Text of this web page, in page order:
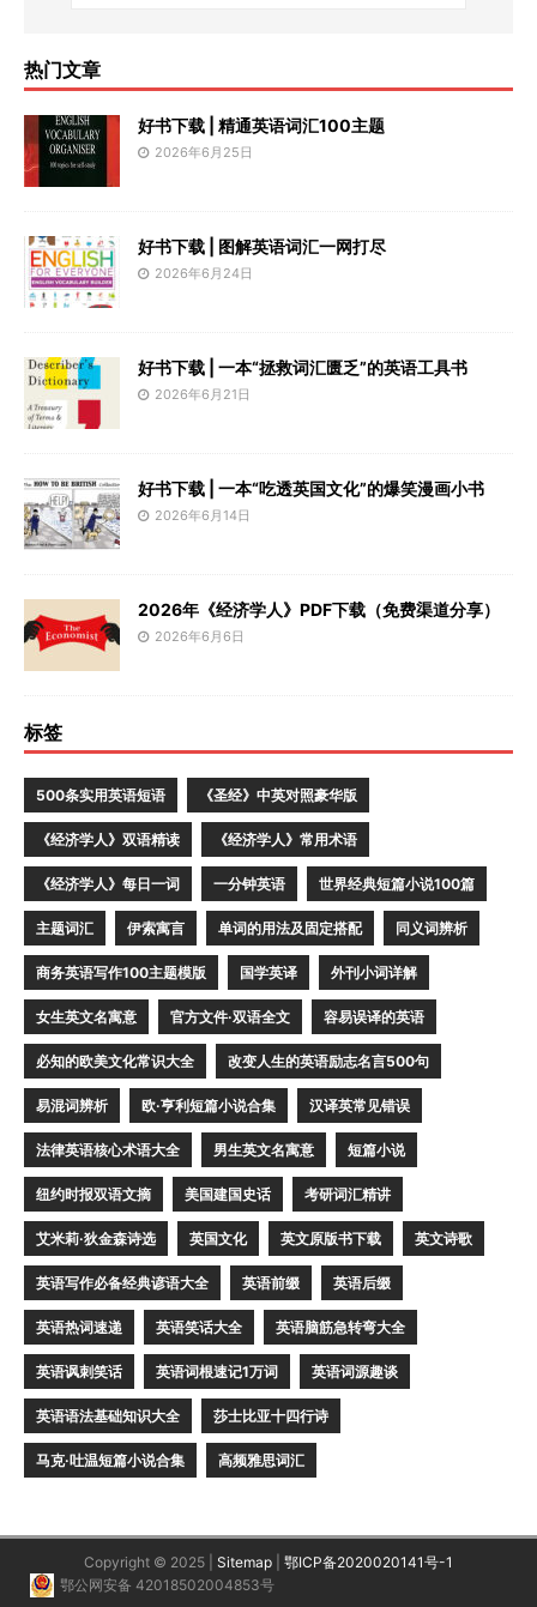
热门文章
好书下载 | 精通英语词汇100主题
2026年6月25日
好书下载 | 图解英语词汇一网打尽
2026年6月24日
好书下载 | 一本“拯救词汇匮乏”的英语工具书
2026年6月21日
好书下载 | 一本“吃透英国文化”的爆笑漫画小书
2026年6月14日
2026年《经济学人》PDF下载（免费渠道分享）
2026年6月6日
标签
500条实用英语短语 《圣经》中英对照豪华版
《经济学人》双语精读 《经济学人》常用术语
《经济学人》每日一词 一分钟英语 世界经典短篇小说100篇
主题词汇 伊索寓言 单词的用法及固定搭配 同义词辨析
商务英语写作100主题模版 国学英译 外刊小词详解
女生英文名寓意 官方文件·双语全文 容易误译的英语
必知的欧美文化常识大全 改变人生的英语励志名言500句
易混词辨析 欧·亨利短篇小说合集 汉译英常见错误
法律英语核心术语大全 男生英文名寓意 短篇小说
纽约时报双语文摘 美国建国史话 考研词汇精讲
艾米莉·狄金森诗选 英国文化 英文原版书下载 英文诗歌
英语写作必备经典谚语大全 英语前缀 英语后缀
英语热词速递 英语笑话大全 英语脑筋急转弯大全
英语讽刺笑话 英语词根速记1万词 英语词源趣谈
英语语法基础知识大全 莎士比亚十四行诗
马克·吐温短篇小说合集 高频雅思词汇
Copyright © 2025 | Sitemap
鄂ICP备2020020141号-1
鄂公网安备 42018502004853号